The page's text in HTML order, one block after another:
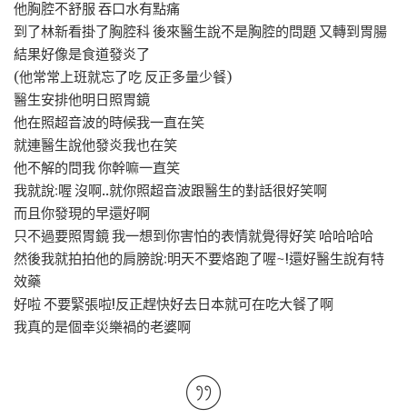
他胸腔不舒服 吞口水有點痛
到了林新看掛了胸腔科 後來醫生說不是胸腔的問題 又轉到胃腸
結果好像是食道發炎了
(他常常上班就忘了吃 反正多量少餐)
醫生安排他明日照胃鏡
他在照超音波的時候我一直在笑
就連醫生說他發炎我也在笑
他不解的問我 你幹嘛一直笑
我就說:喔 沒啊..就你照超音波跟醫生的對話很好笑啊
而且你發現的早還好啊
只不過要照胃鏡 我一想到你害怕的表情就覺得好笑 哈哈哈哈
然後我就拍拍他的肩膀說:明天不要烙跑了喔~!還好醫生說有特
效藥
好啦 不要緊張啦!反正趕快好去日本就可在吃大餐了啊
我真的是個幸災樂禍的老婆啊